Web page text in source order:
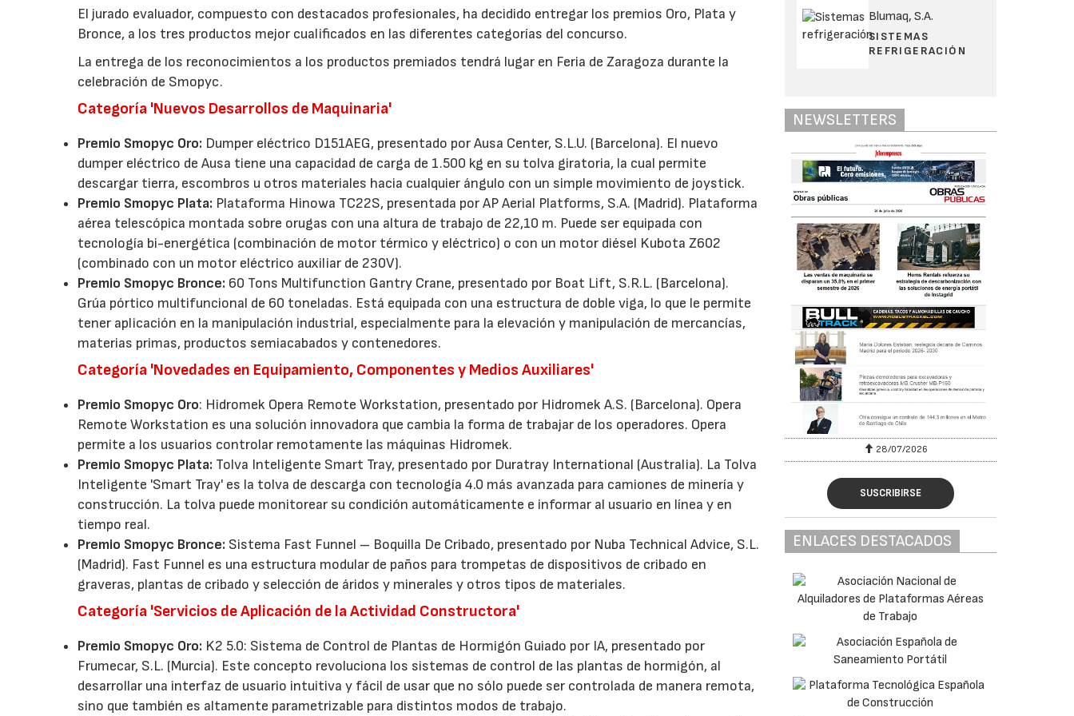
El jurado evaluador, compuesto con destacados profesionales, ha decidido entregar los premios Oro, Plata y
Bronce, a los tres productos mejor cualificados en las diferentes categorías del concurso.
La entrega de los reconocimientos a los productos premiados tendrá lugar en Feria de Zaragoza durante la
celebración de Smopyc.
Categoría 'Nuevos Desarrollos de Maquinaria'
Premio Smopyc Oro: Dumper eléctrico D151AEG, presentado por Ausa Center, S.L.U. (Barcelona). El nuevo
dumper eléctrico de Ausa tiene una capacidad de carga de 1.500 kg en su tolva giratoria, la cual permite
descargar tierra, escombros u otros materiales hacia cualquier ángulo con un simple movimiento de joystick.
Premio Smopyc Plata: Plataforma Hinowa TC22S, presentada por AP Aerial Platforms, S.A. (Madrid). Plataforma
aérea telescópica montada sobre orugas con una altura de trabajo de 22,10 m. Puede ser equipada con
tecnología bi-energética (combinación de motor térmico y eléctrico) o con un motor diésel Kubota Z602
(combinado con un motor eléctrico auxiliar de 230V).
Premio Smopyc Bronce: 60 Tons Multifunction Gantry Crane, presentado por Boat Lift, S.R.L. (Barcelona).
Grúa pórtico multifuncional de 60 toneladas. Está equipada con una estructura de doble viga, lo que le permite
tener aplicación en la manipulación industrial, especialmente para la elevación y manipulación de mercancías,
materias primas, productos semiacabados y contenedores.
Categoría 'Novedades en Equipamiento, Componentes y Medios Auxiliares'
Premio Smopyc Oro: Hidromek Opera Remote Workstation, presentado por Hidromek A.S. (Barcelona). Opera
Remote Workstation es una solución innovadora que cambia la forma de trabajar de los operadores. Opera
permite a los usuarios controlar remotamente las máquinas Hidromek.
Premio Smopyc Plata: Tolva Inteligente Smart Tray, presentado por Duratray International (Australia). La Tolva
Inteligente 'Smart Tray' es la tolva de descarga con tecnología 4.0 más avanzada para camiones de minería y
construcción. La tolva puede monitorear su condición automáticamente e informar al usuario en línea y en
tiempo real.
Premio Smopyc Bronce: Sistema Fast Funnel – Boquilla De Cribado, presentado por Nuba Technical Advice, S.L.
(Madrid). Fast Funnel es una estructura modular de paños para trompetas de dispositivos de cribado en
graveras, plantas de cribado y selección de áridos y minerales y otros tipos de materiales.
Categoría 'Servicios de Aplicación de la Actividad Constructora'
Premio Smopyc Oro: K2 5.0: Sistema de Control de Plantas de Hormigón Guiado por IA, presentado por
Frumecar, S.L. (Murcia). Este concepto revoluciona los sistemas de control de las plantas de hormigón, al
desarrollar una interfaz de usuario intuitiva y fácil de usar que no sólo puede ser controlada de manera remota,
sino que también es altamente parametrizable para distintos modos de trabajo.
Blumaq, S.A.
SISTEMAS
REFRIGERACIÓN
NEWSLETTERS
28/07/2026 28/07/2026
SUSCRIBIRSE
ENLACES DESTACADOS